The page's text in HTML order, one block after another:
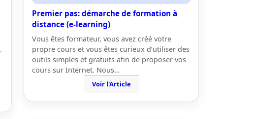
Premier pas: démarche de formation à
distance (e-learning)
Vous êtes formateur, vous avez créé votre
propre cours et vous êtes curieux d’utiliser des
outils simples et gratuits afin de proposer vos
cours sur Internet. Nous…
Voir l'Article